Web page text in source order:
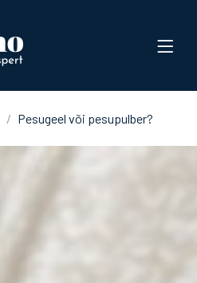
Pesugeel või pesupulber?